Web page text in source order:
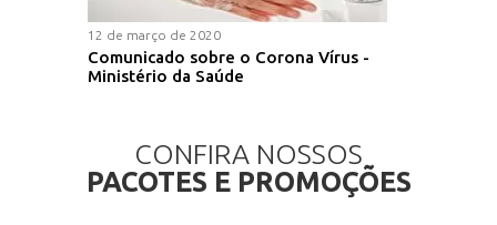
12 de março de 2020
Comunicado sobre o Corona Vírus -
Ministério da Saúde
CONFIRA NOSSOS
PACOTES E PROMOÇÕES